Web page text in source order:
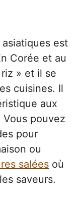
asiatiques est
Corée et au
» et il se
cuisines. Il
aux
pouvez
pour
ou
salées où
saveurs.